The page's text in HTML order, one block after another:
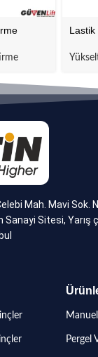
Lastik
Mah. Mavi Sok.
Sitesi, Yarış
Pergel